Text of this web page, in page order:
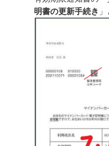
明書の更新手続き